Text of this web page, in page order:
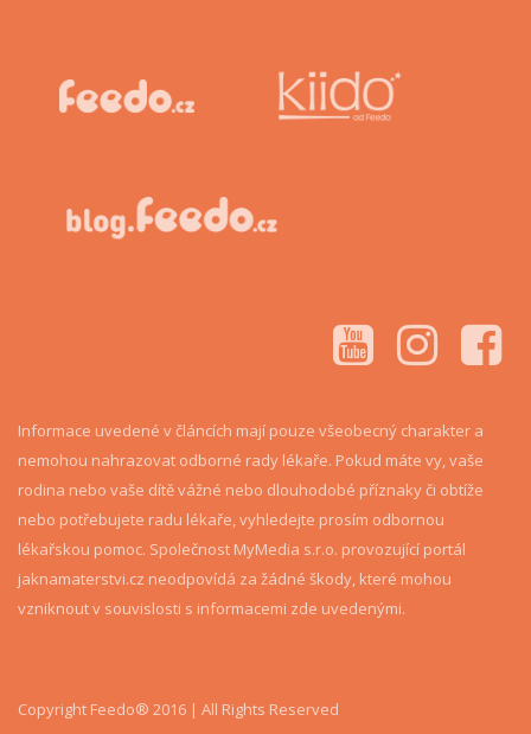
Informace uvedené v článcích mají pouze všeobecný charakter a
nemohou nahrazovat odborné rady lékaře. Pokud máte vy, vaše
rodina nebo vaše dítě vážné nebo dlouhodobé příznaky či obtíže
nebo potřebujete radu lékaře, vyhledejte prosím odbornou
lékařskou pomoc. Společnost MyMedia s.r.o. provozující portál
jaknamaterstvi.cz neodpovídá za žádné škody, které mohou
vzniknout v souvislosti s informacemi zde uvedenými.
Copyright Feedo® 2016 | All Rights Reserved